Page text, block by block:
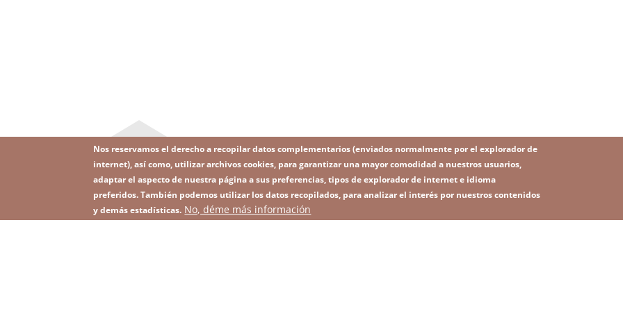
FooterSuscríbase a nuestro Newsletter
Image IMAGE
Nos reservamos el derecho a recopilar datos complementarios (enviados normalmente por el explorador de
internet), así como, utilizar archivos cookies, para garantizar una mayor comodidad a nuestros usuarios,
adaptar el aspecto de nuestra página a sus preferencias, tipos de explorador de internet e idioma
preferidos. También podemos utilizar los datos recopilados, para analizar el interés por nuestros contenidos
y demás estadísticas. No, déme más información